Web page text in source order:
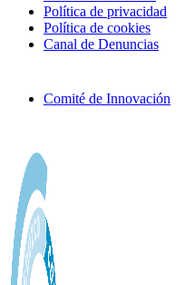
Política de privacidad
Política de cookies
Canal de Denuncias
Comité de Innovación